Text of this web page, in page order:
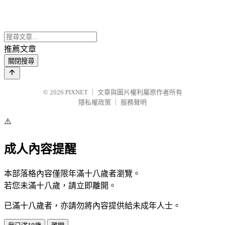
推薦文章
關閉搜尋
© 2026 PIXNET
文章與圖片權利屬原作者所有
隱私權政策
服務聲明
⚠️
成人內容提醒
本部落格內容僅限年滿十八歲者瀏覽。
若您未滿十八歲，請立即離開。
已滿十八歲者，亦請勿將內容提供給未成年人士。